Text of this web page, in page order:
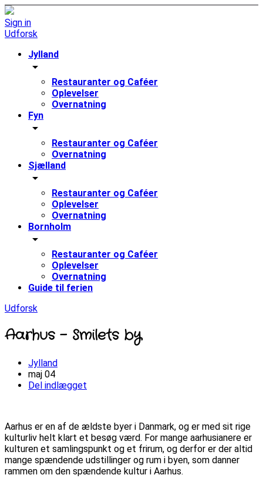
Sign in
Udforsk
Jylland
arrow_drop_down
Restauranter og Caféer
Oplevelser
Overnatning
Fyn
arrow_drop_down
Restauranter og Caféer
Overnatning
Sjælland
arrow_drop_down
Restauranter og Caféer
Oplevelser
Overnatning
Bornholm
arrow_drop_down
Restauranter og Caféer
Oplevelser
Overnatning
Guide til ferien
Udforsk
Aarhus – Smilets by
Jylland
maj 04
Del indlægget
Aarhus er en af de ældste byer i Danmark, og er med sit rige
kulturliv helt klart et besøg værd. For mange aarhusianere er
kulturen et samlingspunkt og et frirum, og derfor er der altid
mange spændende udstillinger og rum i byen, som danner
rammen om den spændende kultur i Aarhus.